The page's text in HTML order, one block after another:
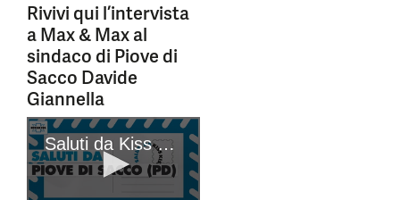
Rivivi qui l’intervista
a Max & Max al
sindaco di Piove di
Sacco Davide
Giannella